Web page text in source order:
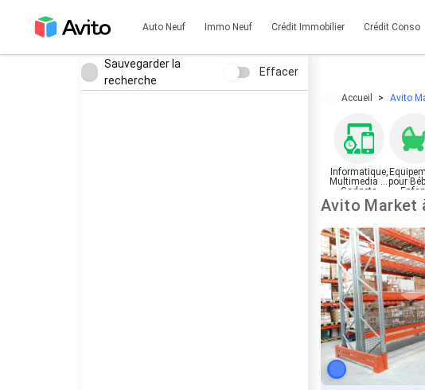
Auto Neuf Immo Neuf Crédit Immobilier Crédit Conso
Sauvegarder la
recherche
Effacer
Accueil Avito
Informatique,
Multimedia et
Gadgets
pour